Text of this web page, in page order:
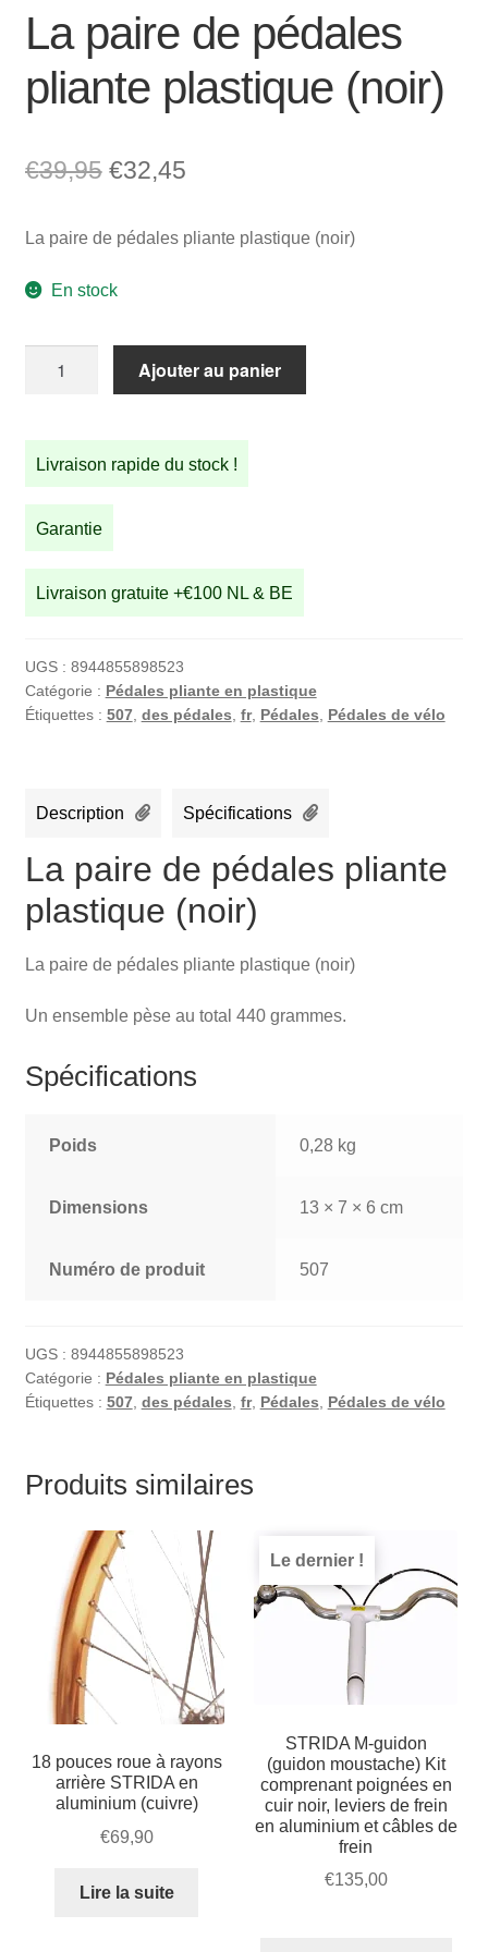
La paire de pédales
pliante plastique (noir)
€39,95 Le
initial
était :
€32,45Le
actuel
La paire de pédales pliante plastique (noir)
En stock
paire
de
pliante
plastique
Ajouter au panier
Livraison rapide du stock !
Garantie
Livraison gratuite +€100 NL & BE
UGS : 8944855898523
Catégorie : Pédales pliante en plastique
Étiquettes : 507, des pédales fr, Pédales Pédales de vélo
Description Spécifications
La paire de pédales pliante
plastique (noir)
La paire de pédales pliante plastique (noir)
Un ensemble pèse au total 440 grammes.
Spécifications
Poids 0,28 kg
Dimensions 13 × 7 × 6 cm
Numéro de produit 507
UGS : 8944855898523
Catégorie : Pédales pliante en plastique
Étiquettes : 507, des pédales fr, Pédales Pédales de vélo
Produits similaires
18 pouces roue à rayons
arrière STRIDA en
aluminium (cuivre)
€69,90
Lire la suite
STRIDA M-guidon
(guidon moustache) Kit
comprenant poignées en
cuir noir, leviers de frein
en aluminium et câbles de
frein
€135,00
Le dernier !